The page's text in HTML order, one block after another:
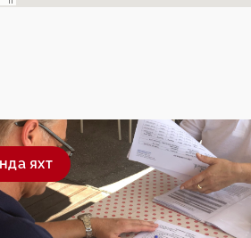
яхт